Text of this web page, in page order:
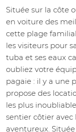
Située sur la côte
en voiture des
cette plage
les visiteurs pour
tuba et ses eaux
oubliez votre
pagaie : il y a une
propose des
les plus
sentier côtier
aventureux.